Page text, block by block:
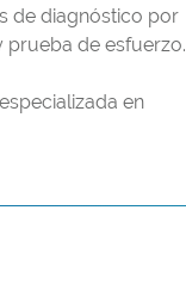
de diagnóstico por
de esfuerzo.
especializada en